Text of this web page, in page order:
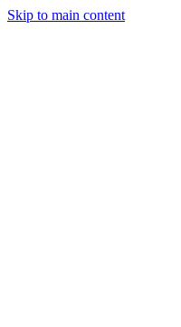
Skip to main content